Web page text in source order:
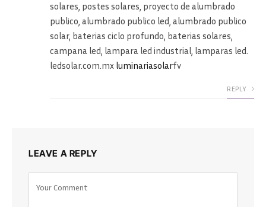
solares, postes solares, proyecto de alumbrado
publico, alumbrado publico led, alumbrado publico
solar, baterias ciclo profundo, baterias solares,
campana led, lampara led industrial, lamparas led.
ledsolar.com.mx luminariasolarfv
REPLY
LEAVE A REPLY